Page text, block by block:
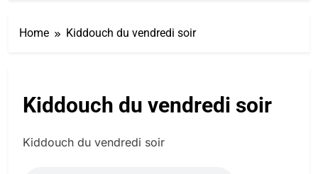
Home Kiddouch du vendredi soir
Kiddouch du vendredi soir
Kiddouch du vendredi soir